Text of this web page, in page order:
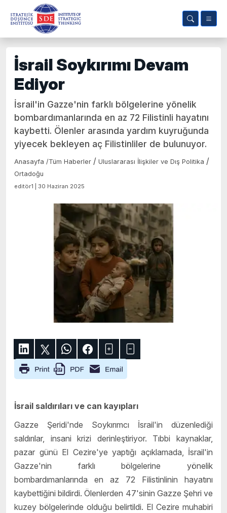
İsrail Soykırımı Devam
Ediyor
İsrail'in Gazze'nin farklı bölgelerine yönelik
bombardımanlarında en az 72 Filistinli hayatını
kaybetti. Ölenler arasında yardım kuyruğunda
yiyecek bekleyen aç Filistinliler de bulunuyor.
Anasayfa /Tüm Haberler / Uluslararası İlişkiler ve Dış Politika /
Ortadoğu
editör1 | 30 Haziran 2025
İsrail saldırıları ve can kayıpları
Gazze Şeridi'nde Soykırımcı İsrail'in düzenlediği
saldırılar, insani krizi derinleştiriyor. Tıbbi kaynaklar,
pazar günü El Cezire'ye yaptığı açıklamada, İsrail'in
Gazze'nin farklı bölgelerine yönelik
bombardımanlarında en az 72 Filistinlinin hayatını
kaybettiğini bildirdi. Ölenlerden 47'sinin Gazze Şehri ve
kuzey bölgelerinde olduğu belirtildi. El Cezire muhabiri